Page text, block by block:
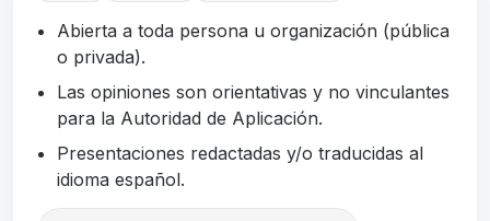
Abierta a toda persona u organización (pública
o privada).
Las opiniones son orientativas y no vinculantes
para la Autoridad de Aplicación.
Presentaciones redactadas y/o traducidas al
idioma español.